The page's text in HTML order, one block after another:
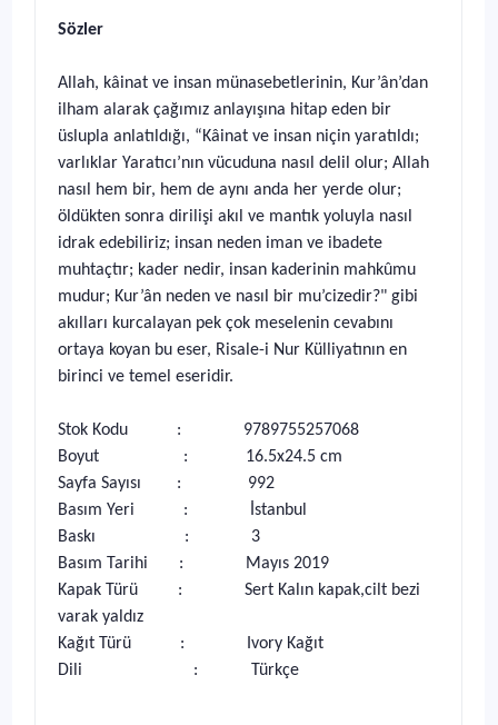
Sözler
Allah, kâinat ve insan münasebetlerinin, Kur’ân’dan
ilham alarak çağımız anlayışına hitap eden bir
üslupla anlatıldığı, “Kâinat ve insan niçin yaratıldı;
varlıklar Yaratıcı’nın vücuduna nasıl delil olur; Allah
nasıl hem bir, hem de aynı anda her yerde olur;
öldükten sonra dirilişi akıl ve mantık yoluyla nasıl
idrak edebiliriz; insan neden iman ve ibadete
muhtaçtır; kader nedir, insan kaderinin mahkûmu
mudur; Kur’ân neden ve nasıl bir mu’cizedir?" gibi
akılları kurcalayan pek çok meselenin cevabını
ortaya koyan bu eser, Risale-i Nur Külliyatının en
birinci ve temel eseridir.
Stok Kodu : 9789755257068
Boyut : 16.5x24.5 cm
Sayfa Sayısı : 992
Basım Yeri : İstanbul
Baskı : 3
Basım Tarihi : Mayıs 2019
Kapak Türü : Sert Kalın kapak,cilt bezi
varak yaldız
Kağıt Türü : Ivory Kağıt
Dili : Türkçe